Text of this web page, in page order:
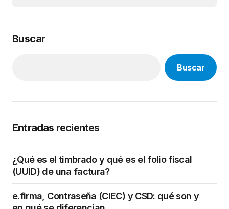
Buscar
Buscar
Entradas recientes
¿Qué es el timbrado y qué es el folio fiscal
(UUID) de una factura?
e.firma, Contraseña (CIEC) y CSD: qué son y